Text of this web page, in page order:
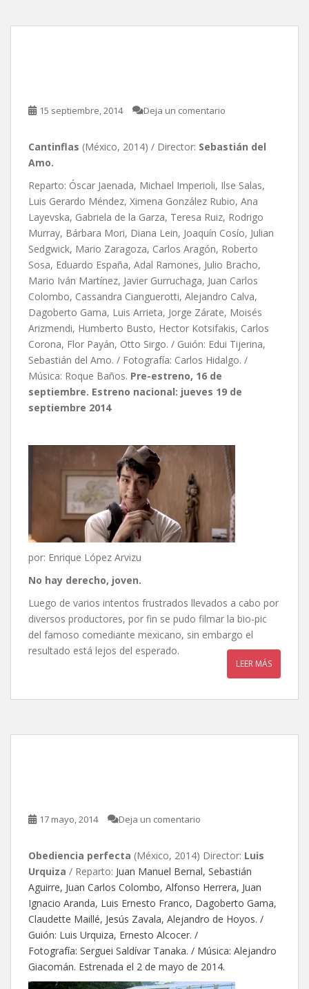
15 septiembre, 2014 Deja un comentario
Cantinflas (México, 2014) / Director: Sebastián del
Amo.
Reparto: Óscar Jaenada, Michael Imperioli, Ilse Salas,
Luis Gerardo Méndez, Ximena González Rubio, Ana
Layevska, Gabriela de la Garza, Teresa Ruiz, Rodrigo
Murray, Bárbara Mori, Diana Lein, Joaquín Cosío, Julian
Sedgwick, Mario Zaragoza, Carlos Aragón, Roberto
Sosa, Eduardo España, Adal Ramones, Julio Bracho,
Mario Iván Martínez, Javier Gurruchaga, Juan Carlos
Colombo, Cassandra Cianguerotti, Alejandro Calva,
Dagoberto Gama, Luis Arrieta, Jorge Zárate, Moisés
Arizmendi, Humberto Busto, Hector Kotsifakis, Carlos
Corona, Flor Payán, Otto Sirgo. / Guión: Edui Tijerina,
Sebastián del Amo. / Fotografía: Carlos Hidalgo. /
Música: Roque Baños. Pre-estreno, 16 de
septiembre. Estreno nacional: jueves 19 de
septiembre 2014
por: Enrique López Arvizu
No hay derecho, joven.
Luego de varios intentos frustrados llevados a cabo por
diversos productores, por fin se pudo filmar la bio-pic
del famoso comediante mexicano, sin embargo el
resultado está lejos del esperado.
LEER MÁS
17 mayo, 2014 Deja un comentario
Obediencia perfecta (México, 2014) Director: Luis
Urquiza / Reparto: Juan Manuel Bernal, Sebastián
Aguirre, Juan Carlos Colombo, Alfonso Herrera, Juan
Ignacio Aranda, Luis Ernesto Franco, Dagoberto Gama,
Claudette Maillé, Jesús Zavala, Alejandro de Hoyos. /
Guión: Luis Urquiza, Ernesto Alcocer. /
Fotografía: Serguei Saldívar Tanaka. / Música: Alejandro
Giacomán. Estrenada el 2 de mayo de 2014.